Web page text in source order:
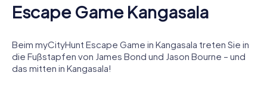
Escape Game Kangasala
Beim myCityHunt Escape Game in Kangasala treten Sie in
die Fußstapfen von James Bond und Jason Bourne – und
das mitten in Kangasala!